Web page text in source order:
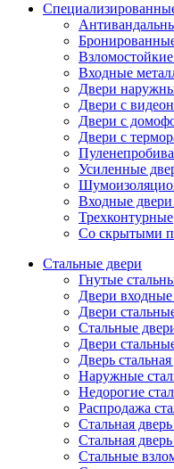
Входные
Двери
Двери с
Двери с
Двери с
Усиленные
Входные двери
Трехконтурные
Со скрытыми
Стальные двери
Гнутые
Двери входные
Двери
Стальные
Двери
Дверь
Наружные
Недорогие
Распродажа
Стальная
Стальная
Стальные